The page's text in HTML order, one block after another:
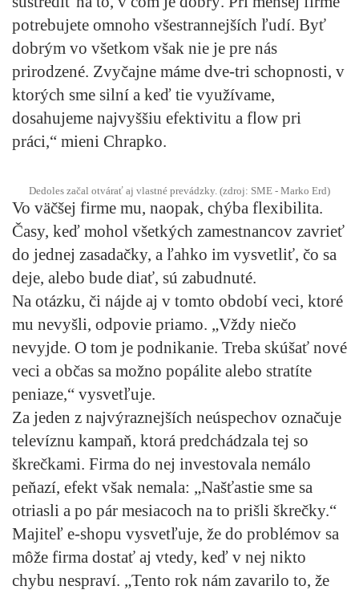
potrebujete omnoho všestrannejších ľudí. Byť
dobrým vo všetkom však nie je pre nás
prirodzené. Zvyčajne máme dve-tri schopnosti, v
ktorých sme silní a keď tie využívame,
dosahujeme najvyššiu efektivitu a flow pri
práci,“ mieni Chrapko.
Dedoles začal otvárať aj vlastné prevádzky. (zdroj: SME - Marko Erd)
Vo väčšej firme mu, naopak, chýba flexibilita.
Časy, keď mohol všetkých zamestnancov zavrieť
do jednej zasadačky, a ľahko im vysvetliť, čo sa
deje, alebo bude diať, sú zabudnuté.
Na otázku, či nájde aj v tomto období veci, ktoré
mu nevyšli, odpovie priamo. „Vždy niečo
nevyjde. O tom je podnikanie. Treba skúšať nové
veci a občas sa možno popálite alebo stratíte
peniaze,“ vysvetľuje.
Za jeden z najvýraznejších neúspechov označuje
televíznu kampaň, ktorá predchádzala tej so
škrečkami. Firma do nej investovala nemálo
peňazí, efekt však nemala: „Našťastie sme sa
otriasli a po pár mesiacoch na to prišli škrečky.“
Majiteľ e-shopu vysvetľuje, že do problémov sa
môže firma dostať aj vtedy, keď v nej nikto
chybu nespraví. „Tento rok nám zavarilo to, že